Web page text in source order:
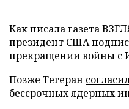
Как писала газета
президент США
прекращении войны с
Позже Тегеран
бессрочных ядерных